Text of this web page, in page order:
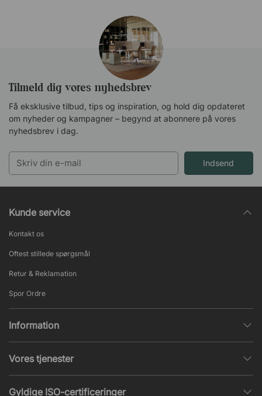
Tilmeld dig vores nyhedsbrev
Få eksklusive tilbud, tips og inspiration, og hold dig opdateret
om nyheder og kampagner – begynd at abonnere på vores
nyhedsbrev i dag.
Indsend
Kunde service
Kontakt os
Oftest stillede spørgsmål
Retur & Reklamation
Spor Ordre
Information
Salgs- & Leveringsbetingelser
Populære sider
Vores tjenester
Gyldige ISO-certificeringer